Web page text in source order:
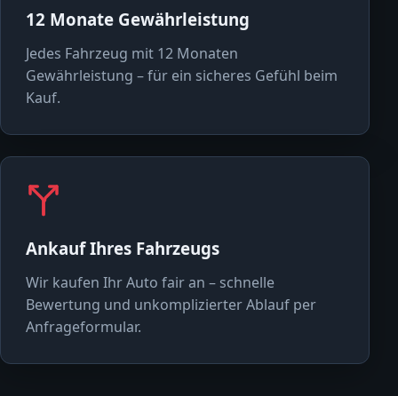
12 Monate Gewährleistung
Jedes Fahrzeug mit 12 Monaten
Gewährleistung – für ein sicheres Gefühl beim
Kauf.
Ankauf Ihres Fahrzeugs
Wir kaufen Ihr Auto fair an – schnelle
Bewertung und unkomplizierter Ablauf per
Anfrageformular.